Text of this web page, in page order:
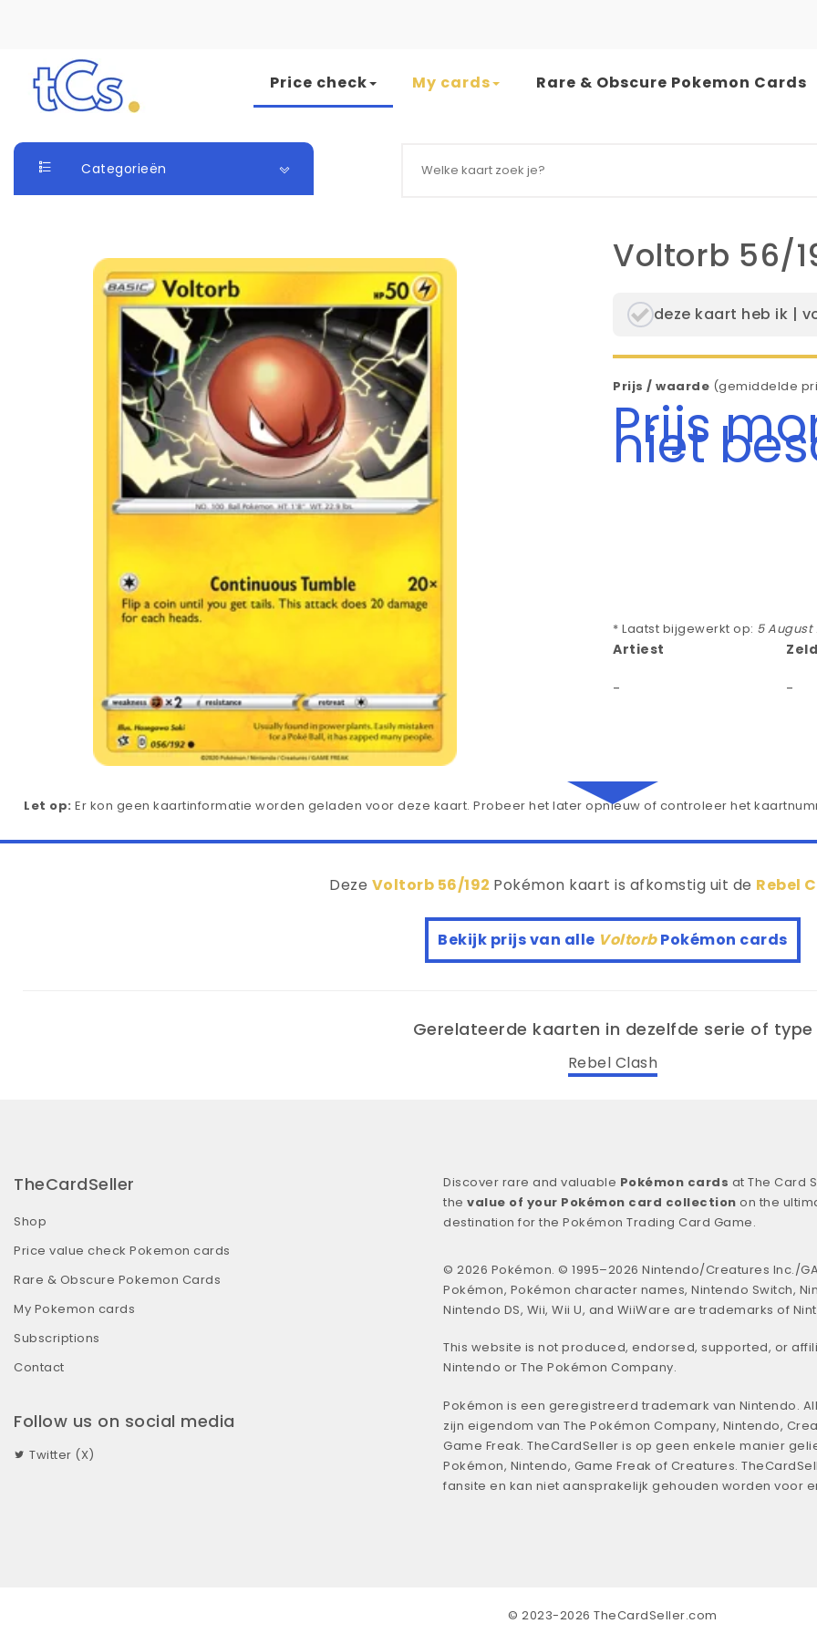
Skip to content
Price check My cards Rare & Obscure Pokemon Cards
Categorieën
Voltorb 56/
deze kaart heb ik |
Prijs / waarde (gemiddelde
Prijs
niet
* Laatst bijgewerkt op: 5 August
Artiest
- -
Let op: Er kon geen kaartinformatie worden geladen voor deze kaart. Probeer het later opnieuw of controleer het
Deze Voltorb 56/192 Pokémon kaart is afkomstig uit de Rebel
Bekijk prijs van alle VoltorbPokémon cards
Gerelateerde kaarten in dezelfde serie of type
Rebel Clash
TheCardSeller
Shop
Price value check Pokemon cards
Rare & Obscure Pokemon Cards
My Pokemon cards
Subscriptions
Contact
Follow us on social media
Twitter (X)
Discover rare and valuable Pokémon cards at The Card
the value of your Pokémon card collection on the
destination for the Pokémon Trading Card Game.
© 2026 Pokémon. © 1995–2026 Nintendo/Creatures Inc./
Pokémon, Pokémon character names, Nintendo Switch,
Nintendo DS, Wii, Wii U, and WiiWare are trademarks of
This website is not produced, endorsed, supported, or
Nintendo or The Pokémon Company.
Pokémon is een geregistreerd trademark van Nintendo.
zijn eigendom van The Pokémon Company, Nintendo,
Game Freak. TheCardSeller is op geen enkele manier
Pokémon, Nintendo, Game Freak of Creatures.
fansite en kan niet aansprakelijk gehouden worden voor
© 2023-2026 TheCardSeller.com